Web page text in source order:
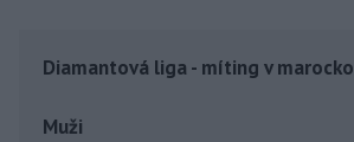
Diamantová liga - míting v
Muži